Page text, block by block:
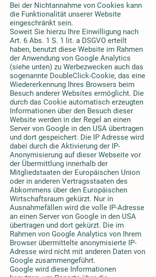
Bei der Nichtannahme von Cookies kann
die Funktionalität unserer Website
eingeschränkt sein.
Soweit Sie hierzu Ihre Einwilligung nach
Art. 6 Abs. 1 S. 1 lit. a DSGVO erteilt
haben, benutzt diese Website im Rahmen
der Anwendung von Google Analytics
(siehe unten) zu Werbezwecken auch das
sogenannte DoubleClick-Cookie, das eine
Wiedererkennung Ihres Browsers beim
Besuch anderer Websites ermöglicht. Die
durch das Cookie automatisch erzeugten
Informationen über den Besuch dieser
Website werden in der Regel an einen
Server von Google in den USA übertragen
und dort gespeichert. Die IP Adresse wird
dabei durch die Aktivierung der IP-
Anonymisierung auf dieser Webseite vor
der Übermittlung innerhalb der
Mitgliedstaaten der Europäischen Union
oder in anderen Vertragsstaaten des
Abkommens über den Europäischen
Wirtschaftsraum gekürzt. Nur in
Ausnahmefällen wird die volle IP-Adresse
an einen Server von Google in den USA
übertragen und dort gekürzt. Die im
Rahmen von Google Analytics von Ihrem
Browser übermittelte anonymisierte IP-
Adresse wird nicht mit anderen Daten von
Google zusammengeführt.
Google wird diese Informationen